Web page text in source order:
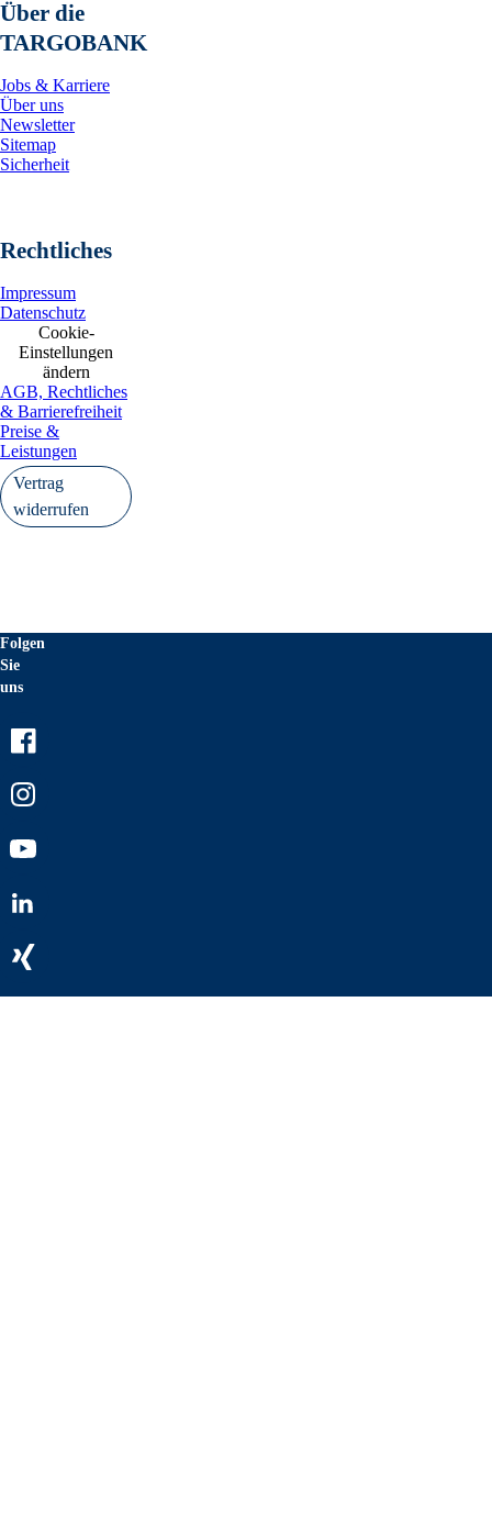
Über die
TARGOBANK
Jobs & Karriere
Über uns
Newsletter
Sitemap
Sicherheit
Rechtliches
Impressum
Datenschutz
Cookie-
Einstellungen
ändern
AGB, Rechtliches
& Barrierefreiheit
Preise &
Leistungen
Vertrag
widerrufen
Folgen
Sie
uns
Youtube